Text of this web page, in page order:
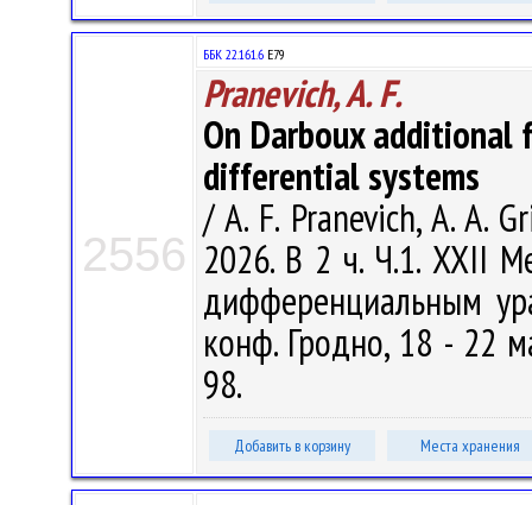
2556
ББК 22.161.6 Е79
Pranevich, A. F.
On Darboux
differential systems
/ A. F. Pranevich, A. A.
2026. В 2 ч. Ч.1. XXII
дифференциальным
конф. Гродно, 18 - 22
98.
Добавить в корзину Места хранения